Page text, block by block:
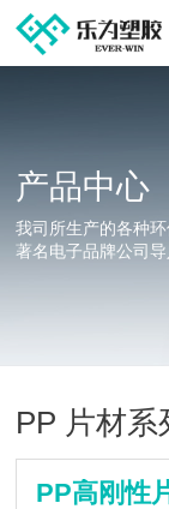
产品中心
我司所生产的各种
著名电子品牌公司导
PP 片材系
PP高刚性